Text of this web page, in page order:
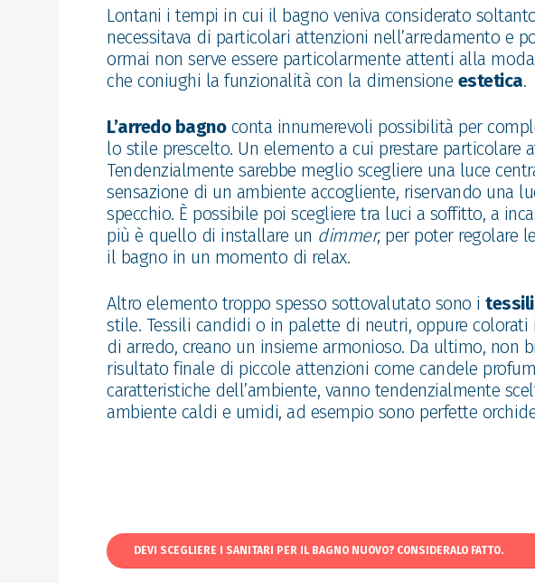
Lontani i tempi in cui il bagno veniva considerato
necessitava di particolari attenzioni nell’arredamento e
ormai non serve essere particolarmente attenti alla
che coniughi la funzionalità con la dimensione estetica.
L’arredo bagnoconta innumerevoli possibilità per
lo stile prescelto. Un elemento a cui prestare particolare
Tendenzialmente sarebbe meglio scegliere una luce
sensazione di un ambiente accogliente, riservando una
specchio. È possibile poi scegliere tra luci a soffitto, a
più è quello di installare un dimmer, per poter regolare
il bagno in un momento di relax.
Altro elemento troppo spesso sottovalutato sono i tessili
stile. Tessili candidi o in palette di neutri, oppure
di arredo, creano un insieme armonioso. Da ultimo, non
risultato finale di piccole attenzioni come candele
caratteristiche dell’ambiente, vanno tendenzialmente
ambiente caldi e umidi, ad esempio sono perfette
DEVI SCEGLIERE I SANITARI PER IL BAGNO NUOVO? CONSIDERALO FATTO.